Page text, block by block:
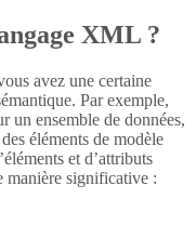
XML ?
avez une certaine
Par exemple,
un ensemble de données,
éléments de modèle
et d’attributs
manière significative :